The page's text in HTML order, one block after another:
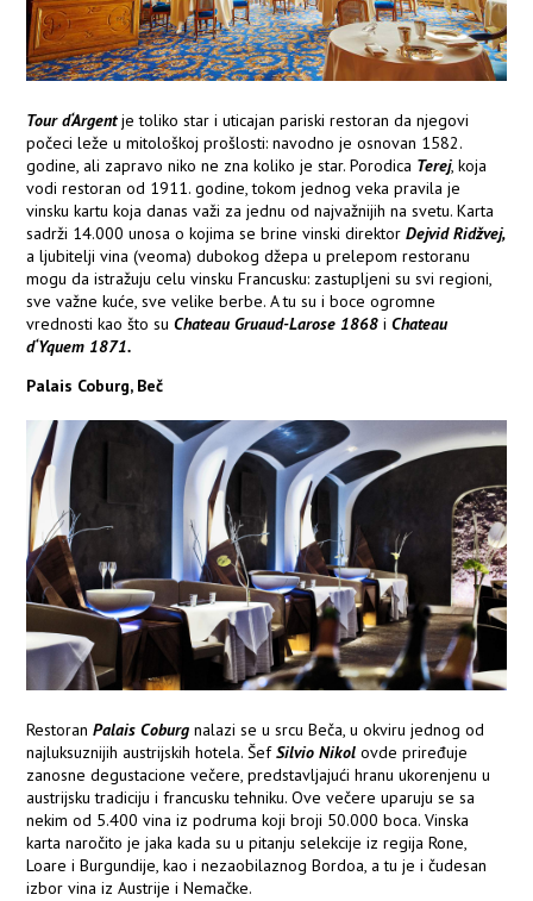
Tour d‘Argentje toliko star i uticajan pariski restoran da njegovi
počeci leže u mitološkoj prošlosti: navodno je osnovan 1582.
godine, ali zapravo niko ne zna koliko je star. Porodica Terej, koja
vodi restoran od 1911. godine, tokom jednog veka pravila je
vinsku kartu koja danas važi za jednu od najvažnijih na svetu. Karta
sadrži 14.000 unosa o kojima se brine vinski direktorDejvid Ridžvej,
a ljubitelji vina (veoma) dubokog džepa u prelepom restoranu
mogu da istražuju celu vinsku Francusku: zastupljeni su svi regioni,
sve važne kuće, sve velike berbe. A tu su i boce ogromne
vrednosti kao što suChateau Gruaud-Larose 1868 iChateau
d‘Yquem 1871.
Palais Coburg, Beč
RestoranPalais Coburgnalazi se u srcu Beča, u okviru jednog od
najluksuznijih austrijskih hotela. ŠefSilvio Nikol ovde priređuje
zanosne degustacione večere, predstavljajući hranu ukorenjenu u
austrijsku tradiciju i francusku tehniku. Ove večere uparuju se sa
nekim od 5.400 vina iz podruma koji broji 50.000 boca. Vinska
karta naročito je jaka kada su u pitanju selekcije iz regija Rone,
Loare i Burgundije, kao i nezaobilaznog Bordoa, a tu je i čudesan
izbor vina iz Austrije i Nemačke.